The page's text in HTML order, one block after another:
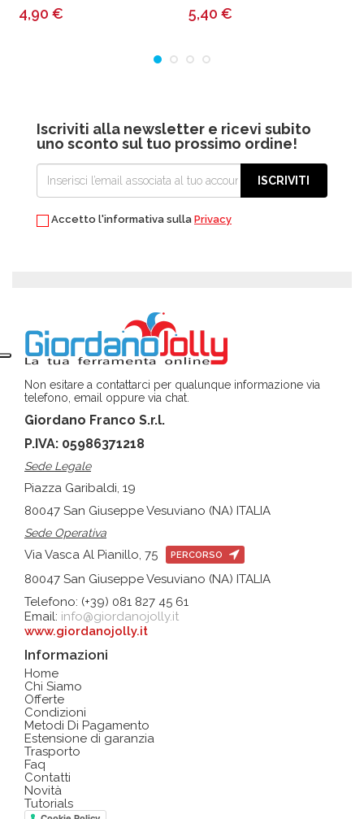
4,90 € 5,40 €
Iscriviti alla newsletter e ricevi subito
uno sconto sul tuo prossimo ordine!
ISCRIVITI
Accetto l'informativa sulla Privacy
Non esitare a contattarci per qualunque informazione via
telefono, email oppure via chat.
Giordano Franco S.r.l.
P.IVA: 05986371218
Sede Legale
Piazza Garibaldi, 19
80047 San Giuseppe Vesuviano (NA) ITALIA
Sede Operativa
Via Vasca Al Pianillo, 75 PERCORSO
80047 San Giuseppe Vesuviano (NA) ITALIA
Telefono: (+39) 081 827 45 61
Email: info@giordanojolly.it
www.giordanojolly.it
Informazioni
Home
Chi Siamo
Offerte
Condizioni
Metodi Di Pagamento
Estensione di garanzia
Trasporto
Faq
Contatti
Novità
Tutorials